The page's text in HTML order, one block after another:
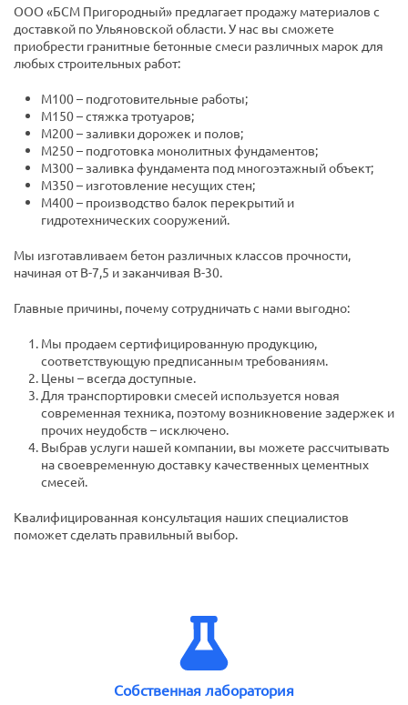
ООО «БСМ Пригородный» предлагает продажу материалов с
доставкой по Ульяновской области. У нас вы сможете
приобрести гранитные бетонные смеси различных марок для
любых строительных работ:
М100 – подготовительные работы;
М150 – стяжка тротуаров;
М200 – заливки дорожек и полов;
М250 – подготовка монолитных фундаментов;
М300 – заливка фундамента под многоэтажный объект;
М350 – изготовление несущих стен;
М400 – производство балок перекрытий и
гидротехнических сооружений.
Мы изготавливаем бетон различных классов прочности,
начиная от В-7,5 и заканчивая В-30.
Главные причины, почему сотрудничать с нами выгодно:
Мы продаем сертифицированную продукцию,
соответствующую предписанным требованиям.
Цены – всегда доступные.
Для транспортировки смесей используется новая
современная техника, поэтому возникновение задержек и
прочих неудобств – исключено.
Выбрав услуги нашей компании, вы можете рассчитывать
на своевременную доставку качественных цементных
смесей.
Квалифицированная консультация наших специалистов
поможет сделать правильный выбор.
Собственная лаборатория